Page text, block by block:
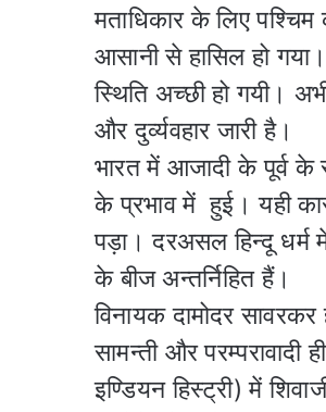
मताधिकार के लिए पश्चिम
आसानी से हासिल हो
स्थिति अच्छी हो गयी।
और दुर्व्यवहार जारी है।
भारत में आजादी के पूर्व के
के प्रभाव में हुई। यही
पड़ा। दरअसल हिन्दू धर्म
के बीज अन्तर्निहित हैं।
विनायक दामोदर
सामन्ती और
इण्डियन हिस्ट्री) में